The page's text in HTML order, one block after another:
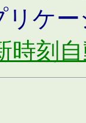
リケ
時刻